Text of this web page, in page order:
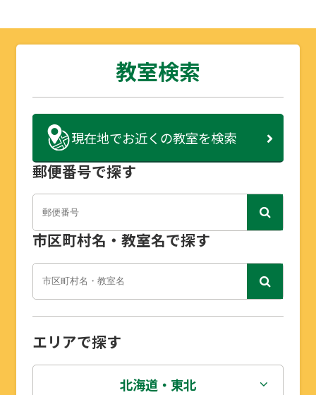
教室検索
現在地でお近くの教室を検索
郵便番号で探す
市区町村名・教室名で探す
エリアで探す
北海道・東北